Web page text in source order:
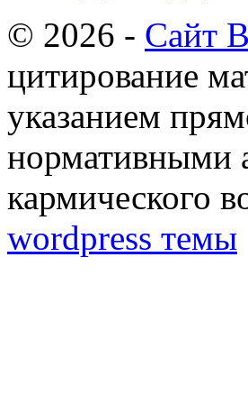
© 2026 - Сайт
цитирование
указанием
нормативными
кармического
wordpress темы